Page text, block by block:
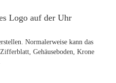
Logo auf der Uhr
Normalerweise kann das
Gehäuseboden, Krone